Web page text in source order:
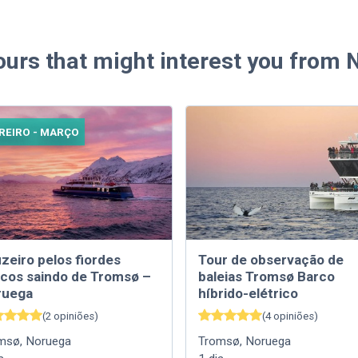
that might interest you from
- MARÇO
pelos fiordes
saindo de Tromsø –
(2 opiniões)
, Noruega
Tour de observação de
baleias Tromsø Barco
híbrido-elétrico
(4 opiniões)
Tromsø, Noruega